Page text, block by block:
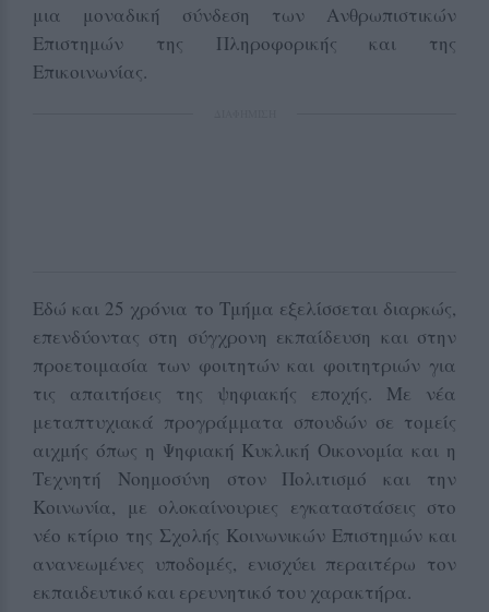
μια μοναδική σύνδεση των Ανθρωπιστικών
Επιστημών της Πληροφορικής και της
Επικοινωνίας.
Εδώ και 25 χρόνια το Τμήμα εξελίσσεται διαρκώς,
επενδύοντας στη σύγχρονη εκπαίδευση και στην
προετοιμασία των φοιτητών και φοιτητριών για
τις απαιτήσεις της ψηφιακής εποχής. Με νέα
μεταπτυχιακά προγράμματα σπουδών σε τομείς
αιχμής όπως η Ψηφιακή Κυκλική Οικονομία και η
Τεχνητή Νοημοσύνη στον Πολιτισμό και την
Κοινωνία, με ολοκαίνουριες εγκαταστάσεις στο
νέο κτίριο της Σχολής Κοινωνικών Επιστημών και
ανανεωμένες υποδομές, ενισχύει περαιτέρω τον
εκπαιδευτικό και ερευνητικό του χαρακτήρα.